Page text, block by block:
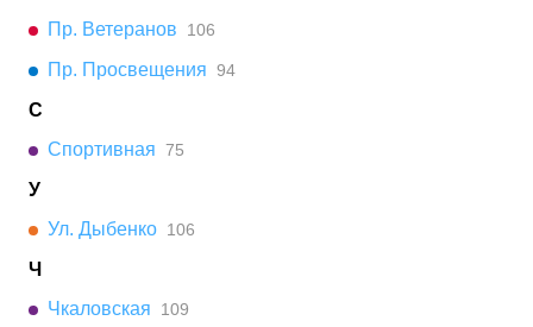
Пр. Ветеранов 106
Пр. Просвещения 94
С
Спортивная 75
У
Ул. Дыбенко 106
Ч
Чкаловская
109